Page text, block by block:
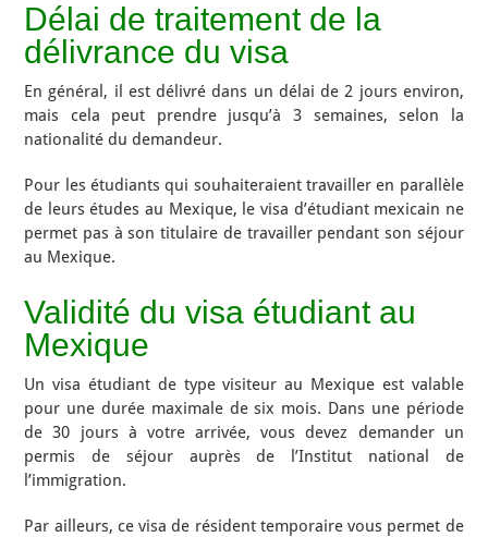
Délai de traitement de la
délivrance du visa
En général, il est délivré dans un délai de 2 jours environ,
mais cela peut prendre jusqu’à 3 semaines, selon la
nationalité du demandeur.
Pour les étudiants qui souhaiteraient travailler en parallèle
de leurs études au Mexique, le visa d’étudiant mexicain ne
permet pas à son titulaire de travailler pendant son séjour
au Mexique.
Validité du visa étudiant au
Mexique
Un visa étudiant de type visiteur au Mexique est valable
pour une durée maximale de six mois. Dans une période
de 30 jours à votre arrivée, vous devez demander un
permis de séjour auprès de l’Institut national de
l’immigration.
Par ailleurs, ce visa de résident temporaire vous permet de